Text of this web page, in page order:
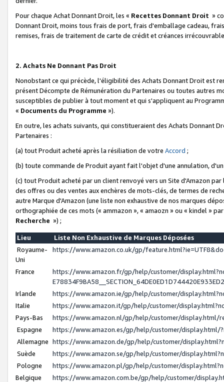
Pour chaque Achat Donnant Droit, les « Recettes Donnant Droit »
Donnant Droit, moins tous frais de port, frais d'emballage cadeau,
remises, frais de traitement de carte de crédit et créances
2. Achats Ne Donnant Pas Droit
Nonobstant ce qui précède, l'éligibilité des Achats Donnant Droit est
présent Décompte de Rémunération du Partenaires ou toutes autres
susceptibles de publier à tout moment et qui s'appliquent au
« Documents du Programme »).
En outre, les achats suivants, qui constitueraient des Achats Donnant
Partenaires :
(a) tout Produit acheté après la résiliation de votre Accord ;
(b) toute commande de Produit ayant fait l'objet d'une annulation,
(c) tout Produit acheté par un client renvoyé vers un Site d'Amazon
des offres ou des ventes aux enchères de mots-clés, de termes de
autre Marque d'Amazon (une liste non exhaustive de nos marques
orthographiée de ces mots (« ammazon », « amaozn » ou « kindel »
Recherche ») ;
Lieu
Liste Non Exhaustive de Marques Déposées
Royaume-
Uni
https://www.amazon.co.uk/gp/
France
https://www.amazon.fr/gp/help/customer/
Irlande
https://www.amazon.ie/gp/help/customer/
Italie
https://www.amazon.it/gp/help/customer/
Pays-Bas
https://www.amazon.nl/gp/help/customer/display.html/
Espagne
https://www.amazon.es/gp/help/customer/display.html/
Allemagne https://www.amazon.de/gp/help/customer/
Suède
https://www.amazon.se/gp/help/customer/
Pologne
https://www.amazon.pl/gp/help/customer/
Belgique
https://www.amazon.com.be/gp/help/customer/